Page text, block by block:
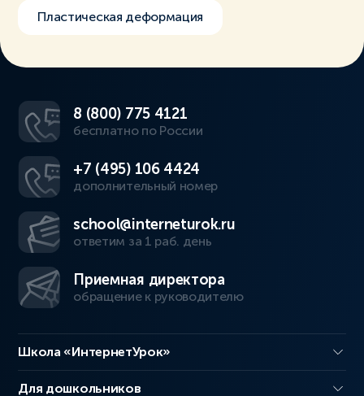
Пластическая деформация
8 (800) 775 4121
бесплатно по России
+7 (495) 106 4424
дополнительный номер
school@interneturok.ru
ответим за 1 раб. день
Приемная директора
обращение к руководителю
Школа «ИнтернетУрок»
Для дошкольников